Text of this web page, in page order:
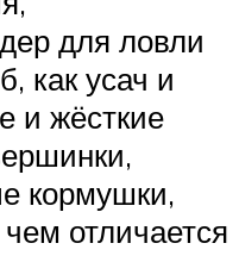
для ловли
как усач и
и жёсткие
кормушки,
отличается